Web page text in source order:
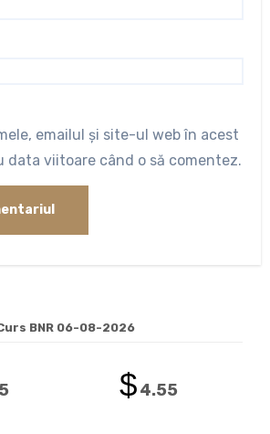
emailul și site-ul web în acest
data viitoare când o să comentez.
BNR 06-08-2026
$4.55